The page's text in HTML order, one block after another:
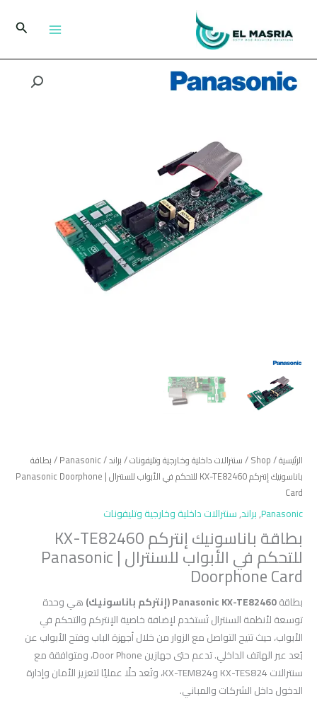
المحتوى
البحث
الرئيسية/
Shop
/سنترالات داخلية وخارجية وتليفونات/براند/
Panasonic/ بطاقة
باناسونيك إنتركم KX-TE82460 للتحكم في الأبواب للسنترال | Panasonic Doorphone
Card
Panasonic
,براند,سنترالات داخلية وخارجية وتليفونات
بطاقة باناسونيك إنتركم KX-TE82460
للتحكم في الأبواب للسنترال | Panasonic
Doorphone Card
بطاقةPanasonic KX-TE82460 (إنتركم باناسونيك)
هي وحدة
توسعة لأنظمة السنترال تُستخدم لإضافة خاصية الإنتركم والتحكم في
الأبواب، حيث تتيح التواصل مع الزوار من خلال أجهزة الباب وفتح الأبواب عن
بُعد عبر الهاتف الداخلي. تدعم حتى جهازين Door Phone، ومتوافقة مع
سنترالات KX-TES824 وKX-TEM824، وتُعد حلًا عمليًا لتعزيز الأمان وإدارة
الدخول داخل الشركات والمباني.